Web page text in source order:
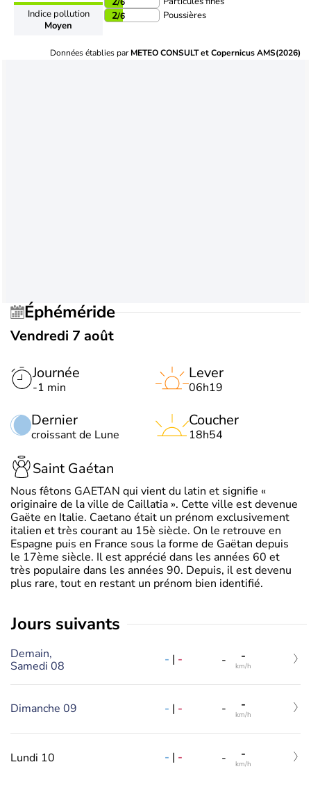
Indice pollution
Moyen
2/6 Poussières
Données établies parMETEO CONSULT et Copernicus AMS(2026)
Éphéméride
Vendredi 7 août
Journée
-1 min
Dernier
croissant de Lune
Lever
06h19
Coucher
18h54
Saint Gaétan
Nous fêtons GAETAN qui vient du latin et signifie «
originaire de la ville de Caillatia ». Cette ville est devenue
Gaëte en Italie. Caetano était un prénom exclusivement
italien et très courant au 15è siècle. On le retrouve en
Espagne puis en France sous la forme de Gaëtan depuis
le 17ème siècle. Il est apprécié dans les années 60 et
très populaire dans les années 90. Depuis, il est devenu
plus rare, tout en restant un prénom bien identifié.
jours suivants
Demain,
Samedi 08
- | - - -
km/h
Dimanche 09 - | - - -
km/h
Lundi 10 - | - - -
km/h